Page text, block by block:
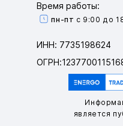
Время работы:
пн-пт с 9:00 до
ИНН: 7735198624
является